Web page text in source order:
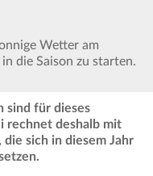
Wetter am
die Saison zu starten.
sind für dieses
rechnet deshalb mit
sich in diesem Jahr